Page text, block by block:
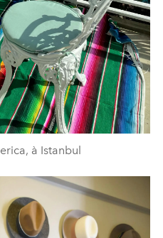
à Istanbul